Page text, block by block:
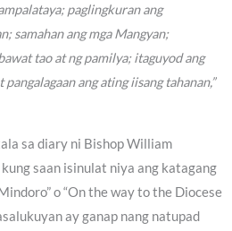
paglingkuran ang
samahan ang mga Mangyan;
tao at ng pamilya; itaguyod ang
ang ating iisang tahanan,”
sa diary ni Bishop William
saan isinulat niya ang katagang
o “On the way to the Diocese
ay ganap nang natupad